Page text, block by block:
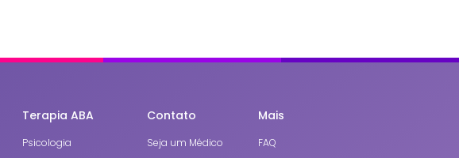
Terapia ABA
Psicologia
Contato
Seja um Médico
Mais
FAQ